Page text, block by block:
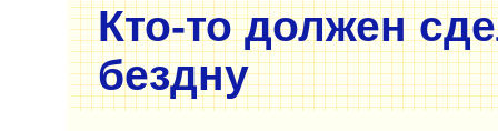
Кто-то должен
бездну